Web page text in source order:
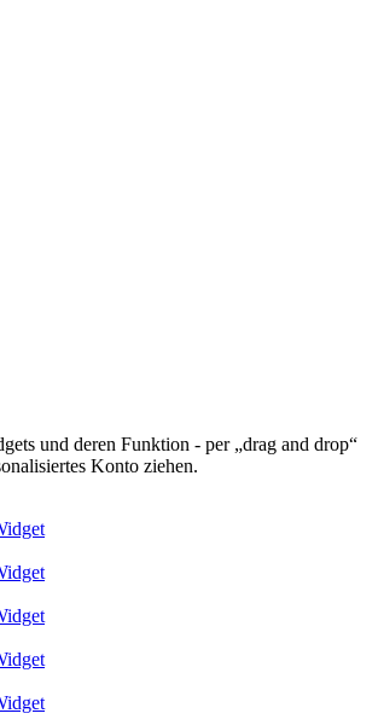
und deren Funktion - per „drag and drop“
Konto ziehen.